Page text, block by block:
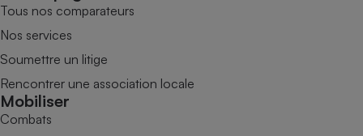
Tous nos comparateurs
Nos services
Soumettre un litige
Rencontrer une association locale
Mobiliser
Combats